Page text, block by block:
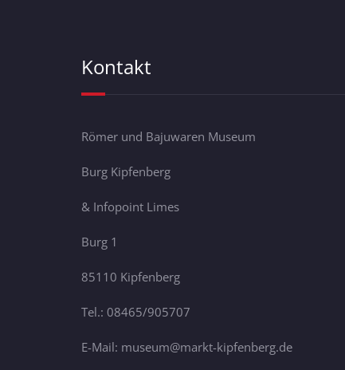
Kontakt
Römer und Bajuwaren Museum
Burg Kipfenberg
& Infopoint Limes
Burg 1
85110 Kipfenberg
Tel.: 08465/905707
E-Mail: museum@markt-kipfenberg.de